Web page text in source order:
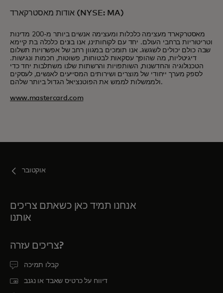
אודות מאסטרקארד (NYSE: MA)
מאסטרקארד מעצימה כלכלות ומעצימה אנשים ביותר מ-200 מדינות
וטריטוריות ברחבי העולם. יחד עם לקוחותינו, אנו בונים כלכלה בת קיימא
שבה כולם יכולים לשגשג. אנו תומכים במגוון רחב של אפשרויות תשלום
דיגיטליות, מה שהופך עסקאות לבטוחות, פשוטות, חכמות ונגישות.
הטכנולוגיה והחדשנות, השותפויות והרשתות שלנו משתלבות יחד כדי
לספק מערך ייחודי של מוצרים ושירותים המסייעים לאנשים, לעסקים
ולממשלות לממש את הפוטנציאל הגדול ביותר שלהם.
www.mastercard.com
אוקטובר
אנחנו תמיד כאן כשאתם צריכים
אותנו
צריכים עזרה?
קבלו תמיכה
דיווח על כרטיס שאבד או נגנב